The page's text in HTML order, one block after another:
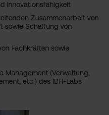
Innovationsfähigkeit
Zusammenarbeit von
sowie Schaffung von
Fachkräften sowie
Management (Verwaltung,
etc.) des IBH-Labs